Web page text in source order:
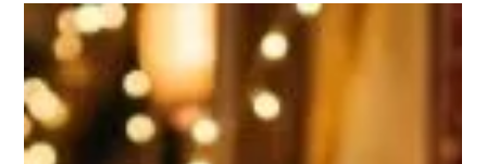
TANTRA DES JOURS HEUREUX
12 min de lecture